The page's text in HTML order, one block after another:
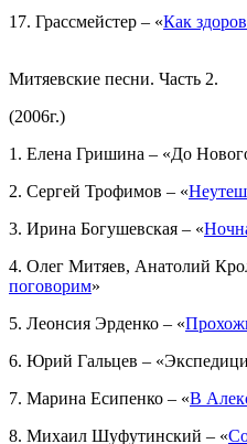
17. Грассмейстер – «Как
Митяевские песни. Часть 2.
(2006г.)
1. Елена Гришина – «До
2. Сергей Трофимов – «
3. Ирина Богушевская – «
4. Олег Митяев, Анатолий
поговорим»
5. Леонсия Эрденко – «
6. Юрий Гальцев –
7. Марина Есипенко – «В
8. Михаил Шуфутинский – «